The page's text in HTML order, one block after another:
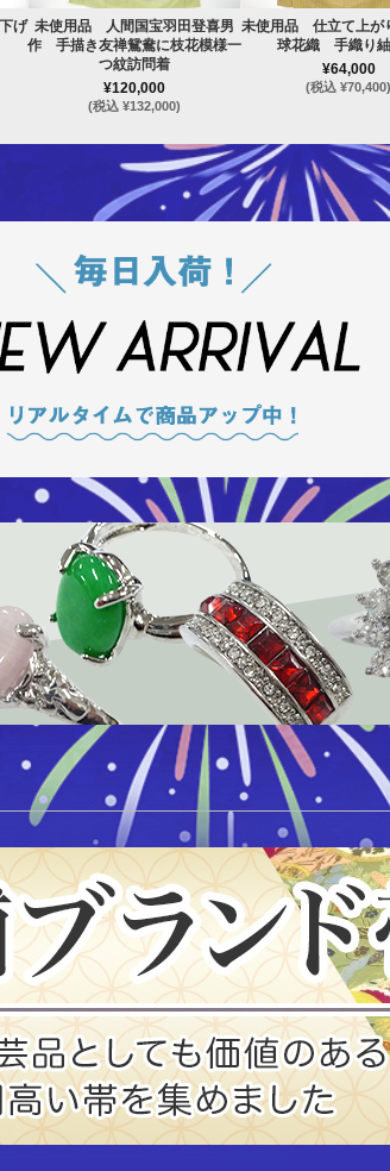
げ 未使用品 人間国宝羽田登喜男
作 手描き友禅鴛鴦に枝花模様一
つ紋訪問着
¥120,000
(税込 ¥132,000)
未使用品 仕立て上
球花織 手織り
¥64,000
(税込 ¥70,400)